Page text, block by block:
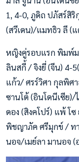
1, 4-0, ภูดิถ ปภัสร์สิริ
(สวีเดน)/แมทธิว ลี (
หญิงคู่รอบแรก พิมพ์
ลินสกี้ / จิงยี่ (จีน) 4-
แก้ว/ ศรร์วิศา กุลพิศ
ซานโต้ (อินโดนีเซีย
ดอง (สิงคโปร์) แพ้ โ
พิชญาภัค ศรีมุกข์ / ท
นอจ/เมย์ลา มานอจ (